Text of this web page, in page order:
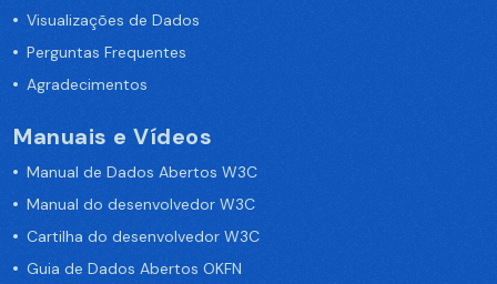
Visualizações de Dados
Perguntas Frequentes
Agradecimentos
Manuais e Vídeos
Manual de Dados Abertos W3C
Manual do desenvolvedor W3C
Cartilha do desenvolvedor W3C
Guia de Dados Abertos OKFN